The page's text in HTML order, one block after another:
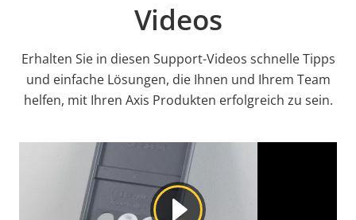
Videos
Erhalten Sie in diesen Support-Videos schnelle Tipps
und einfache Lösungen, die Ihnen und Ihrem Team
helfen, mit Ihren Axis Produkten erfolgreich zu sein.